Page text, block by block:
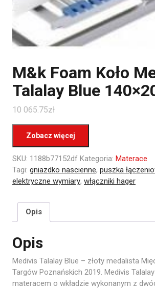
M&k Foam Koło
Talalay Blue
10 065.75zł
Zobacz więcej
SKU: 1188b77152df Kategoria: Materace
Tagi: gniazdko nascienne, puszka
elektryczne wymiary, włączniki hager
Opis
Opis
Medivis Talalay Blue – złoty medalista
Targów Poznańskich 2019. Medivis
materacem o wkładzie wykonanym z